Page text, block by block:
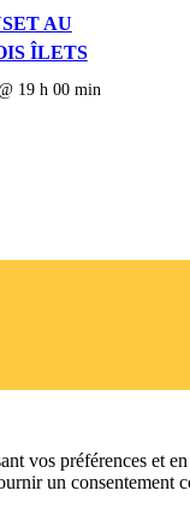
AU
ÎLETS
19 h 00 min
vos préférences et
un consentement